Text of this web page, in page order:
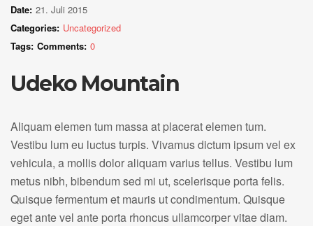
Date: 21. Juli 2015
Categories: Uncategorized
Tags: Comments: 0
Udeko Mountain
Aliquam elemen tum massa at placerat elemen tum.
Vestibu lum eu luctus turpis. Vivamus dictum ipsum vel ex
vehicula, a mollis dolor aliquam varius tellus. Vestibu lum
metus nibh, bibendum sed mi ut, scelerisque porta felis.
Quisque fermentum et mauris ut condimentum. Quisque
eget ante vel ante porta rhoncus ullamcorper vitae diam.